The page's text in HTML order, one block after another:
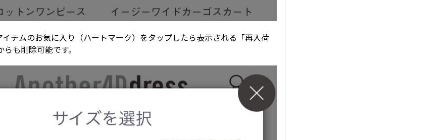
イテムのお気に入り（ハートマーク）をタップしたら表示される「再入荷
も削除可能です。